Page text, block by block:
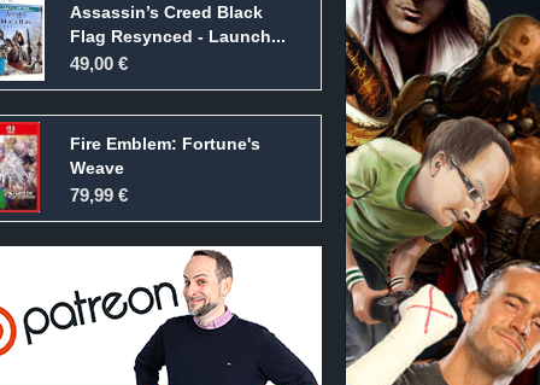
Assassin’s Creed Black
Flag Resynced - Launch...
49,00 €
Fire Emblem: Fortune's
Weave
79,99 €